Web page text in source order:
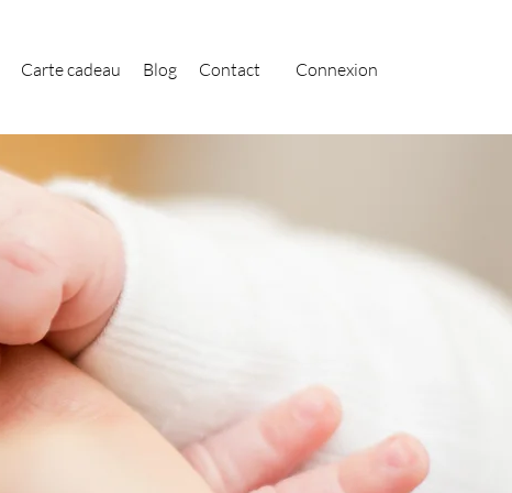
Carte cadeau Blog Contact Connexion